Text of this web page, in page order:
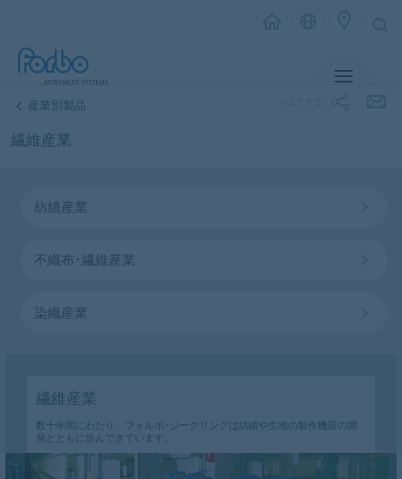
産業別製品
繊維産業
紡績産業
不織布･繊維産業
染織産業
繊維産業
数十年間にわたり、フォルボ･ジークリングは紡績や生地の製作機器の開
発とともに歩んできています。